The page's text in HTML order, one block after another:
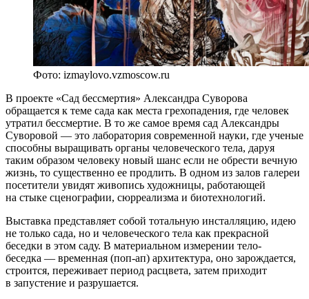
Фото: izmaylovo.vzmoscow.ru
В проекте «Сад бессмертия» Александра Суворова
обращается к теме сада как места грехопадения, где человек
утратил бессмертие. В то же самое время сад Александры
Суворовой — это лаборатория современной науки, где ученые
способны выращивать органы человеческого тела, даруя
таким образом человеку новый шанс если не обрести вечную
жизнь, то существенно ее продлить. В одном из залов галереи
посетители увидят живопись художницы, работающей
на стыке сценографии, сюрреализма и биотехнологий.
Выставка представляет собой тотальную инсталляцию, идею
не только сада, но и человеческого тела как прекрасной
беседки в этом саду. В материальном измерении тело-
беседка — временная (поп-ап) архитектура, оно зарождается,
строится, переживает период расцвета, затем приходит
в запустение и разрушается.